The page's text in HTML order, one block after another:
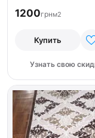
1200грнм2
Купить
Узнать свою